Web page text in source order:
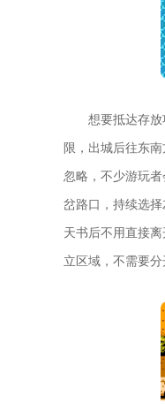
想要抵达存
限，出城后往东
忽略，不少游玩
岔路口，持续选
天书后不用直接
立区域，不需要分